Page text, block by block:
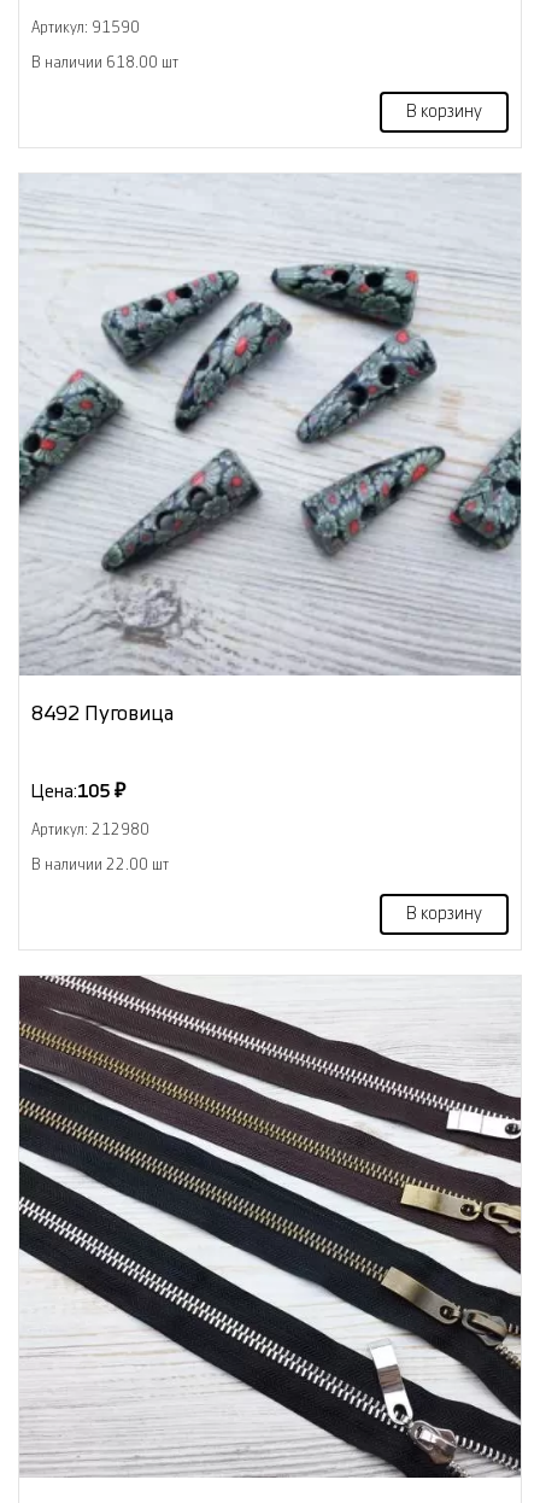
Артикул: 91590
В наличии 618.00 шт
В корзину
8492 Пуговица
Цена:105 ₽
Артикул: 212980
В наличии 22.00 шт
В корзину